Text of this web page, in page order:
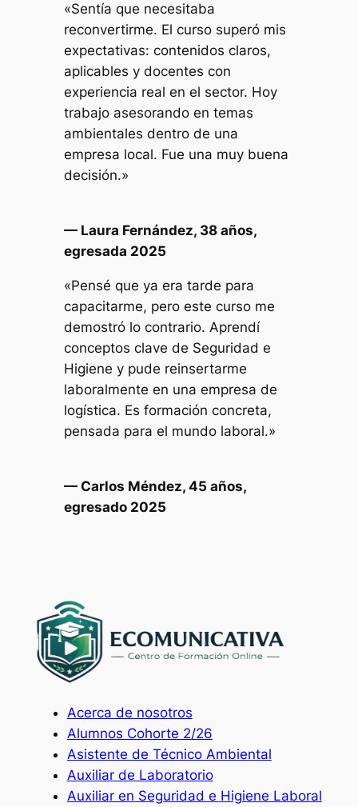
«Sentía que necesitaba
reconvertirme. El curso superó mis
expectativas: contenidos claros,
aplicables y docentes con
experiencia real en el sector. Hoy
trabajo asesorando en temas
ambientales dentro de una
empresa local. Fue una muy buena
decisión.»
— Laura Fernández, 38 años,
egresada 2025
«Pensé que ya era tarde para
capacitarme, pero este curso me
demostró lo contrario. Aprendí
conceptos clave de Seguridad e
Higiene y pude reinsertarme
laboralmente en una empresa de
logística. Es formación concreta,
pensada para el mundo laboral.»
— Carlos Méndez, 45 años,
egresado 2025
Acerca de nosotros
Alumnos Cohorte 2/26
Asistente de Técnico Ambiental
Auxiliar de Laboratorio
Auxiliar en Seguridad e Higiene Laboral